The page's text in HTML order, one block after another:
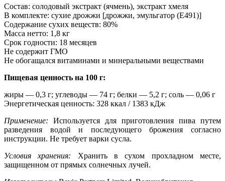
Состав: солодовый экстракт (ячмень), экстракт хмеля
В комплекте: сухие дрожжи [дрожжи, эмульгатор (E491)]
Содержание сухих веществ: 80%
Масса нетто: 1,8 кг
Срок годности: 18 месяцев
Не содержит ГМО
Не обогащался витаминами и минеральными веществами
Пищевая ценность на 100 г:
жиры — 0,3 г; углеводы — 74 г; белки — 5,2 г; соль — 0,06 г
Энергетическая ценность: 328 ккал / 1383 кДж
Применение: Используется для приготовления пива путем
разведения водой и последующего брожения согласно
инструкции. Не требует варки сусла.
Условия хранения: Хранить в сухом прохладном месте,
защищенном от прямых солнечных лучей.